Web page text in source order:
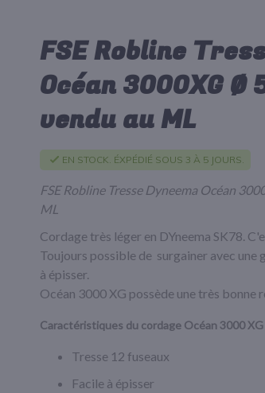
FSE Robline
Océan 3000XG Ø
vendu au ML
EN STOCK. ÉXPÉDIÉ SOUS 3 À 5 JOURS.
FSE Robline Tresse Dyneema Océan
ML
Cordage très léger en DYneema SK78.
Toujours possible de surgainer avec une
à épisser.
Océan 3000 XG possède une très bonne
Caractéristiques du cordage Océan 3000 XG
Tresse 12 fuseaux
Facile à épisser